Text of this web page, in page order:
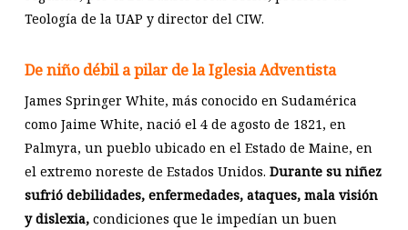
Teología de la UAP y director del CIW.
De niño débil a pilar de la Iglesia Adventista
James Springer White, más conocido en Sudamérica
como Jaime White, nació el 4 de agosto de 1821, en
Palmyra, un pueblo ubicado en el Estado de Maine, en
el extremo noreste de Estados Unidos. Durante su niñez
sufrió debilidades, enfermedades, ataques, mala visión
y dislexia,condiciones que le impedían un buen